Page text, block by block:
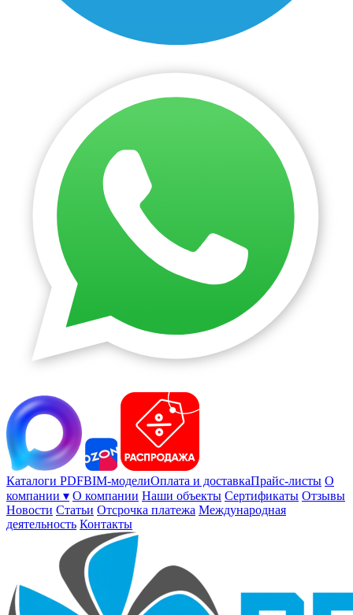
Каталоги PDFBIM-моделиОплата и доставкаПрайс-листы О
компании ▾ О компании Наши объекты Сертификаты Отзывы
Новости Статьи Отсрочка платежа Международная
деятельность Контакты